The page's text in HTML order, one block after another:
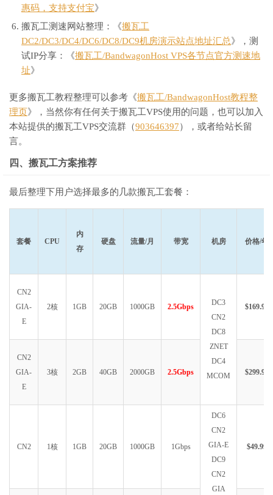
惠码，支持支付宝》
搬瓦工测速网站整理：《搬瓦工
DC2/DC3/DC4/DC6/DC8/DC9机房演示站点地址汇总》，测
试IP分享：《搬瓦工/BandwagonHost VPS各节点官方测速地
址》
更多搬瓦工教程整理可以参考《搬瓦工/BandwagonHost教程整
理页》，当然你有任何关于搬瓦工VPS使用的问题，也可以加入
本站提供的搬瓦工VPS交流群（903646397），或者给站长留
言。
四、搬瓦工方案推荐
最后整理下用户选择最多的几款搬瓦工套餐：
套餐 CPU
内
存
硬盘 流量/月 带宽 机房 价格/年
CN2
GIA-
E
2核 1GB 20GB 1000GB 2.5Gbps
DC3
CN2
DC8
ZNET
DC4
MCOM
$169.99
CN2
GIA-
E
3核 2GB 40GB 2000GB 2.5Gbps $299.99
CN2 1核 1GB 20GB 1000GB 1Gbps
DC6
CN2
GIA-E
DC9
CN2
GIA
$49.99